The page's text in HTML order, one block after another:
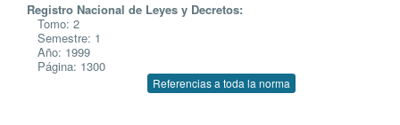
Registro Nacional de Leyes y Decretos:
Tomo: 2
Semestre: 1
Año: 1999
Página: 1300
Referencias a toda la norma